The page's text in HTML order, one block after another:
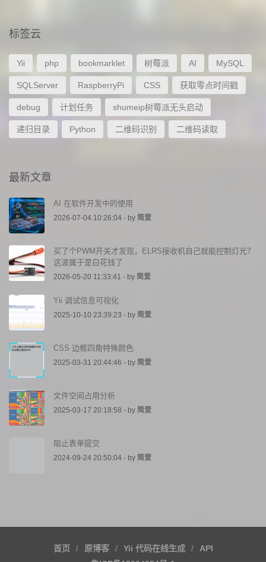
标签云
Yii php bookmarklet 树莓派 AI MySQL
SQLServer RaspberryPi CSS 获取零点时间戳
debug 计划任务 shumeip树莓派无头启动
递归目录 Python 二维码识别 二维码读取
最新文章
AI 在软件开发中的使用
2026-07-04 10:26:04 - by 简爱
买了个PWM开关才发现，ELRS接收机自己就能控制灯光？
这波属于是白花钱了
2026-05-20 11:33:41 - by 简爱
Yii 调试信息可视化
2025-10-10 23:39:23 - by 简爱
CSS 边框四角特殊颜色
2025-03-31 20:44:46 - by 简爱
文件空间占用分析
2025-03-17 20:18:58 - by 简爱
阻止表单提交
2024-09-24 20:50:04 - by 简爱
首页 原博客 Yii 代码在线生成
API